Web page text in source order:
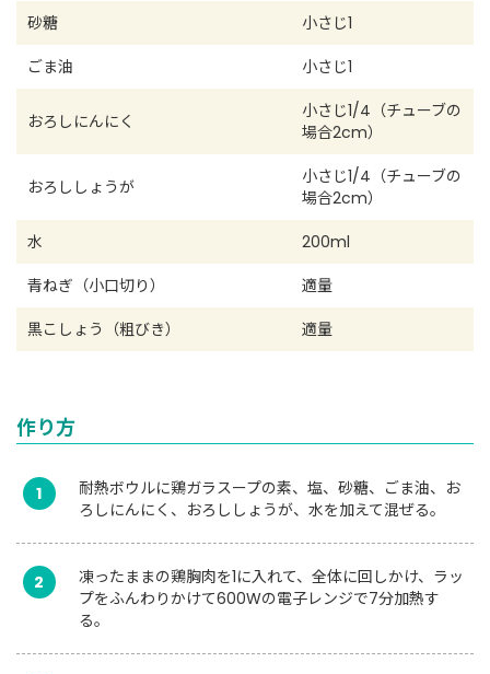
砂糖
小さじ1
ごま油
小さじ1
おろしにんにく
小さじ1/4（チューブの
場合2cm）
おろししょうが
小さじ1/4（チューブの
場合2cm）
水
200ml
青ねぎ（小口切り）
適量
黒こしょう（粗びき）
適量
作り方
1
耐熱ボウルに鶏ガラスープの素、塩、砂糖、ごま油、お
ろしにんにく、おろししょうが、水を加えて混ぜる。
2
凍ったままの鶏胸肉を1に入れて、全体に回しかけ、ラッ
プをふんわりかけて600Wの電子レンジで7分加熱す
る。